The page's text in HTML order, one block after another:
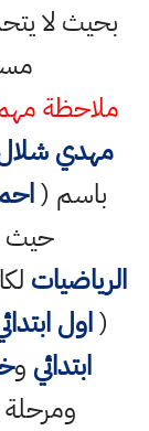
بحيث لا
ملاحظة
مهدي
باسم (
حيث
الرياضيات
(اول
ابتدائي و